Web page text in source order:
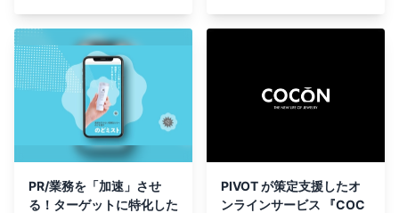
PR/業務を「加速」させ
る！ターゲットに特化した
PIVOT が策定支援したオ
ンラインサービス 『COC